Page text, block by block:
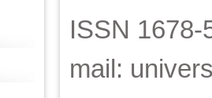
ISSN
mail: